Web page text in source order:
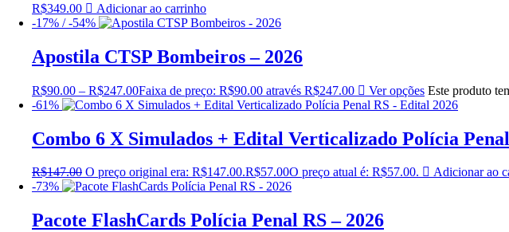
R$349.00
Adicionar ao carrinho
-17% / -54%
Apostila CTSP Bombeiros – 2026
R$90.00 – R$247.00Faixa de preço: R$90.00 através R$247.00 Ver opções Este produto
-61%
Combo 6 X Simulados + Edital Verticalizado Polícia
R$147.00 O preço original era: R$147.00.R$57.00O preço atual é: R$57.00.
Adicionar ao
-73%
Pacote FlashCards Polícia Penal RS – 2026